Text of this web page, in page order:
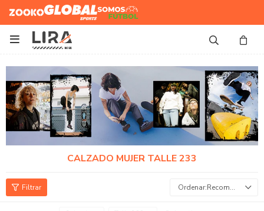
Zooko Global Sports
Somos
Futbol

CALZADO MUJER TALLE 233
Recomendados